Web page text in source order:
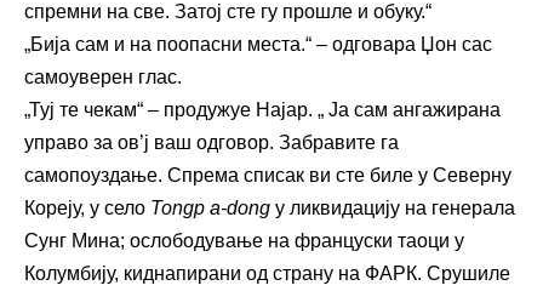
спремни на све. Затој сте гу прошле и обуку.“
„Бија сам и на поопасни места.“ – одговара Џон сас
самоуверен глас.
„Туј те чекам“ – продужуе Најар. „ Ја сам ангажирана
управо за ов’ј ваш одговор. Забравите га
самопоуздање. Спрема списак ви сте биле у Северну
Кореју, у село Tongp a-dong у ликвидацију на генерала
Сунг Мина; ослободување на француски таоци у
Колумбију, киднапирани од страну на ФАРК. Срушиле